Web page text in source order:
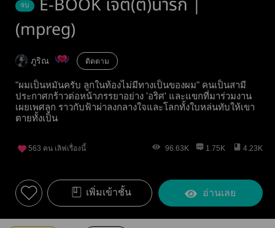
จบ
(mpreg)
ภูริณ ติดตาม
"ผมเป็นหมันครับ ลูกในท้องไม่มีทางเป็นของผม" คนเป็นสามี
ประกาศกร้าวต่อหน้าภรรยาอย่าง 'อริศ' และแขกที่มาร่วมงาน
เผยเพศลูก ราวกับฟ้าผ่าลงกลางใจและโลกทั้งใบหล่นทับให้เขา
ตายทั้งเป็น
563 คน เลิฟเรื่องนี้ 96.63K 1.75K 4.23K
เพิ่มเข้าชั้น อ่านเลย